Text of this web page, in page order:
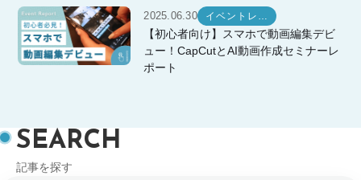
2025.06.30 イベントレ…
【初心者向け】スマホで動画編集デビ
ュー！CapCutとAI動画作成セミナーレ
ポート
SEARCH
記事を探す